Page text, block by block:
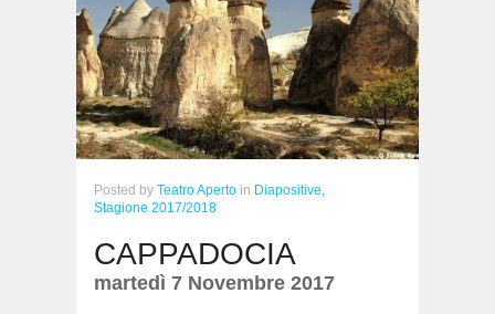
Posted by Teatro Aperto in Diapositive,
Stagione 2017/2018
CAPPADOCIA
martedì 7 Novembre 2017